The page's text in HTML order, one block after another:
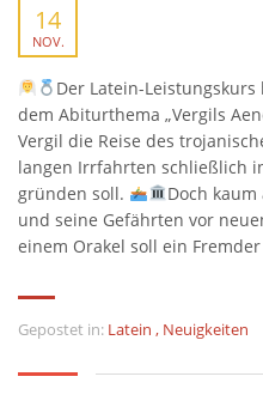
14
NOV.
Der Latein-
dem Abiturthema „Vergils
Vergil die Reise des
langen Irrfahrten schließlich
gründen soll.
Doch
und seine Gefährten vor
einem Orakel soll ein
Gepostet in: Latein , Neuigkeiten